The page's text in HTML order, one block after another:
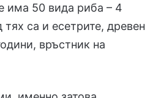
има 50 вида риба – 4
са и есетрите, древен
връстник на